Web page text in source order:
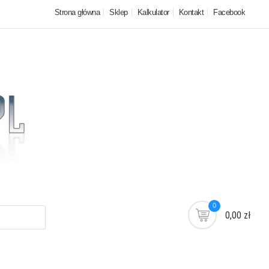
Strona główna Sklep Kalkulator Kontakt Facebook
0
0,00 zł